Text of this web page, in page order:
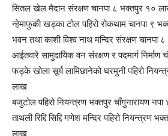
सितल खेल मैदान संरक्षण चानपा ८ भक्तपुर १०
न्हेमाफुकी खड्का टोल पहिरो रोकथाम चानपा ९
भवन तथा काशी विश्व नाथ मन्दिर संरक्षण चानपा
आईतवारे सामुदायिक वन संरक्षण र पदमार्ग
फड्के खोला सूर्य लामिछानेको घरमुनी पहिरो
लाख
बजुटोल पहिरो नियन्त्रण भक्तपुर चाँगुनारायण
ताथली रिद्दि सिद्दि गणेश मन्दिर पहिरो नियन्त्रण
लाख